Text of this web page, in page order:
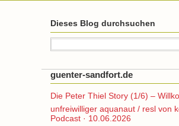
Dieses Blog durchsuchen
guenter-sandfort.de
Die Peter Thiel Story (1/6) –
unfreiwilliger aquanaut / resl von
Podcast · 10.06.2026